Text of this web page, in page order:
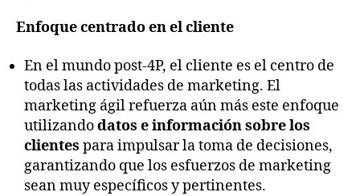
Enfoque centrado en el cliente
En el mundo post-4P, el cliente es el centro de
todas las actividades de marketing. El
marketing ágil refuerza aún más este enfoque
utilizandodatos e información sobre los
clientes para impulsar la toma de decisiones,
garantizando que los esfuerzos de marketing
sean muy específicos y pertinentes.